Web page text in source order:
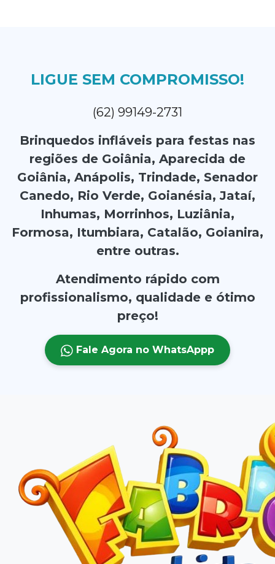
LIGUE SEM COMPROMISSO!
(62) 99149-2731
Brinquedos infláveis para festas nas
regiões de Goiânia, Aparecida de
Goiânia, Anápolis, Trindade, Senador
Canedo, Rio Verde, Goianésia, Jataí,
Inhumas, Morrinhos, Luziânia,
Formosa, Itumbiara, Catalão, Goianira,
entre outras.
Atendimento rápido com
profissionalismo, qualidade e ótimo
preço!
Fale Agora no WhatsAppp